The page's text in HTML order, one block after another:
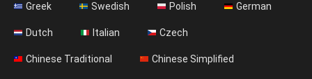
Greek Swedish Polish German
Dutch Italian Czech
Chinese Traditional Chinese Simplified